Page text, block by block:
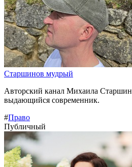
Старшинов мудрый
Авторский канал Михаила
выдающийся современник.
#Право
Публичный